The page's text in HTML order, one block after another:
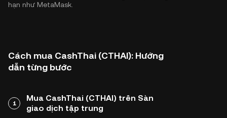
hạn như MetaMask.
Cách mua CashThai (CTHAI): Hướng
dẫn từng bước
1
Mua CashThai (CTHAI) trên Sàn
giao dịch tập trung